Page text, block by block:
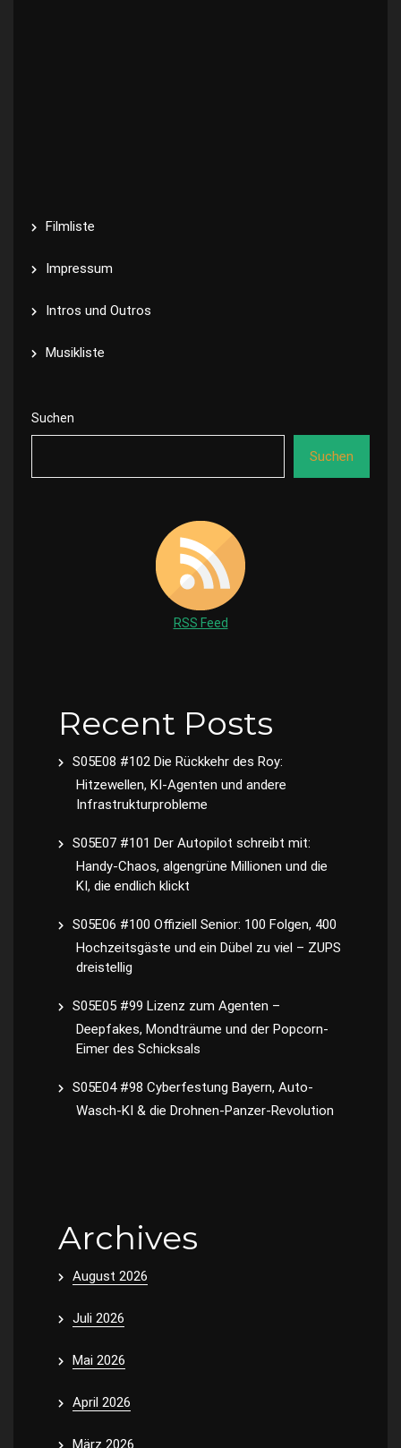
Filmliste
Impressum
Intros und Outros
Musikliste
Suchen
Suchen
RSS Feed
Recent Posts
S05E08 #102 Die Rückkehr des Roy:
Hitzewellen, KI-Agenten und andere
Infrastrukturprobleme
S05E07 #101 Der Autopilot schreibt mit:
Handy-Chaos, algengrüne Millionen und die
KI, die endlich klickt
S05E06 #100 Offiziell Senior: 100 Folgen, 400
Hochzeitsgäste und ein Dübel zu viel – ZUPS
dreistellig
S05E05 #99 Lizenz zum Agenten –
Deepfakes, Mondträume und der Popcorn-
Eimer des Schicksals
S05E04 #98 Cyberfestung Bayern, Auto-
Wasch-KI & die Drohnen-Panzer-Revolution
Archives
August 2026
Juli 2026
Mai 2026
April 2026
März 2026